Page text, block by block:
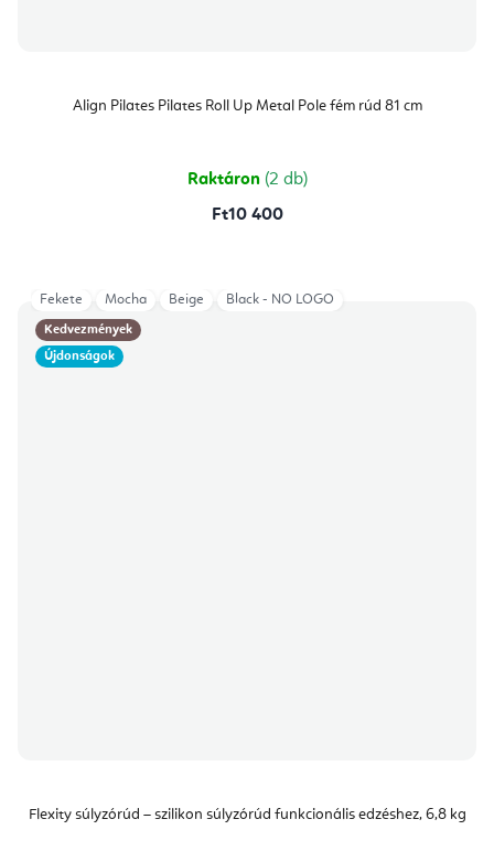
Align Pilates Pilates Roll Up Metal Pole fém rúd 81 cm
Raktáron (2 db)
Ft10 400
Kedvezmények
Újdonságok
Flexity súlyzórúd – szilikon súlyzórúd funkcionális edzéshez, 6,8 kg
Fekete Mocha Beige Black - NO LOGO